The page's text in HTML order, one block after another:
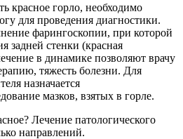
красное горло, необходимо
для проведения диагностики.
фарингоскопии, при которой
задней стенки (красная
в динамике позволяют врачу
тяжесть болезни. Для
назначается
мазков, взятых в горле.
Лечение патологического
направлений.